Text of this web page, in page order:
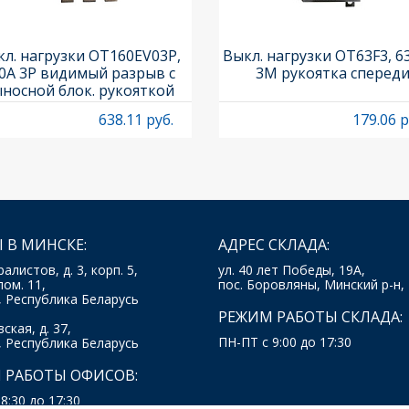
нагрузки OT160EV03P,
3P видимый разрыв с
блок. рукояткой
и осью OXP6X210
638.11 руб.
Выкл. нагрузки OT63F3,
3M рукоятка спереди
179.06
МИНСКЕ:
д. 3, корп. 5,
11,
Республика Беларусь
д. 37,
Республика Беларусь
ОФИСОВ:
до 17:30
АДРЕС СКЛАДА:
ул. 40 лет Победы, 19А,
пос. Боровляны, Минский р-н,
РЕЖИМ РАБОТЫ СКЛАДА:
ПН-ПТ с 9:00 до 17:30